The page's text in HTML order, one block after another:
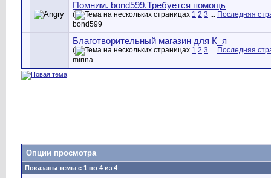
Помним. bond599.Требуется помощь
( 1 2 3 ... Последняя
bond599
Благотворительный магазин для К_я
( 1 2 3 ... Последняя
mirina
Опции просмотра
Показаны темы с 1 по 4 из 4